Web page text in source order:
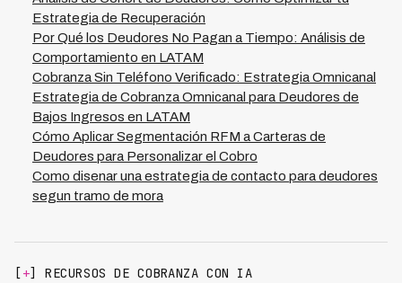
análisis mientras tu equipo se enfoca en ejecutar
estrategias optimizadas, logrando que el trabajo sea
más eficiente y escalable sin crear nuevas fricciones
operativas.
Estrategia de Recuperación
Por Qué los Deudores No Pagan a Tiempo: Análisis de
Comportamiento en LATAM
Cobranza Sin Teléfono Verificado: Estrategia Omnicanal
Estrategia de Cobranza Omnicanal para Deudores de
Bajos Ingresos en LATAM
Cómo Aplicar Segmentación RFM a Carteras de
Deudores para Personalizar el Cobro
Como disenar una estrategia de contacto para deudores
segun tramo de mora
[ +] RECURSOS DE COBRANZA CON IA